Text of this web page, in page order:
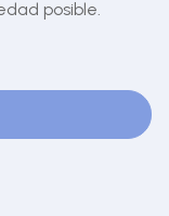
posible.